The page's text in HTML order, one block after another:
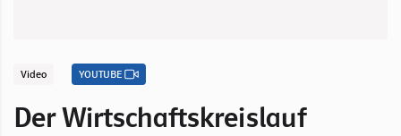
Video YOUTUBE
Der Wirtschaftskreislauf